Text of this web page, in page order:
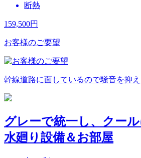
断熱
159,500円
お客様のご要望
幹線道路に面しているので騒音を抑え
グレーで統一し、クー
水廻り設備＆お部屋